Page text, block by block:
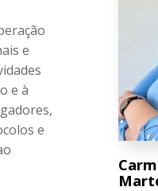
e
e à
e